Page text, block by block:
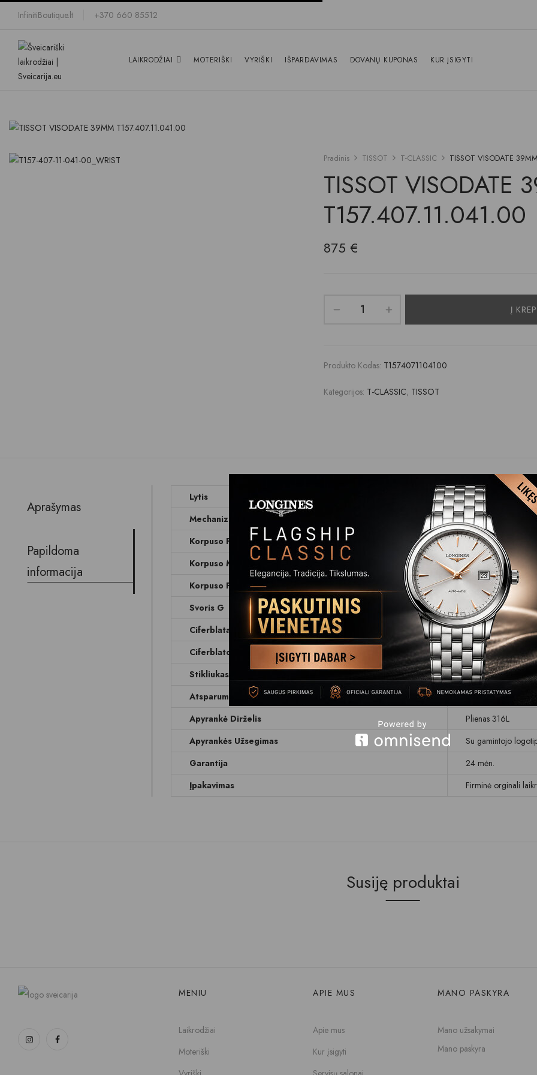
InfinitiBoutique.lt +370 660 85512
LAIKRODŽIAI MOTERIŠKI VYRIŠKI IŠPARDAVIMAS DOVANŲ KUPONAS KUR ĮSIGYTI
Pradinis TISSOT T-CLASSIC TISSOT VISODATE
TISSOT VISODATE
T157.407.11.041.00
875 €
Į
Produkto Kodas: T1574071104100
Kategorijos: T-CLASSIC, TISSOT
Aprašymas
Papildoma
informacija
Lytis
Vyriški laikrodžiai
Mechanizmas
Automechanika
Korpuso Forma
Apvalus
Korpuso Medžiaga
Plienas
Korpuso Plotis Mm
39
Svoris G
120
Ciferblatas
Rodyklinis,
Ciferblato Spalva
Mėlynas
Stikliukas
Safyrinis
Atsparumas Vandeniui
WR 50 M (5 BAR)
Apyrankė Dirželis
Plienas 316L
Apyrankės Užsegimas
Su gamintojo
Garantija
24 mėn.
Įpakavimas
Firminė orginali
Susiję produktai
MENIU
Laikrodžiai
Moteriški
APIE MUS
Apie mus
Kur įsigyti
MANO PASKYRA
Mano užsakymai
Mano paskyra